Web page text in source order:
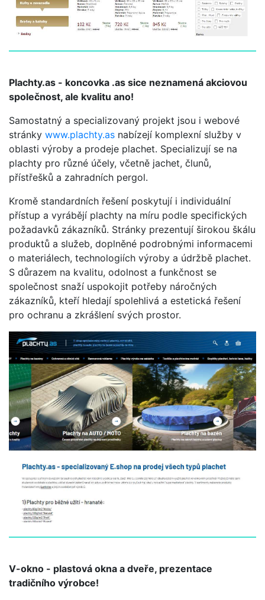
Plachty.as - koncovka .as sice neznamená akciovou
společnost, ale kvalitu ano!
Samostatný a specializovaný projekt jsou i webové
stránky www.plachty.as nabízejí komplexní služby v
oblasti výroby a prodeje plachet. Specializují se na
plachty pro různé účely, včetně jachet, člunů,
přístřešků a zahradních pergol.
Kromě standardních řešení poskytují i individuální
přístup a vyrábějí plachty na míru podle specifických
požadavků zákazníků. Stránky prezentují širokou škálu
produktů a služeb, doplněné podrobnými informacemi
o materiálech, technologiích výroby a údržbě plachet.
S důrazem na kvalitu, odolnost a funkčnost se
společnost snaží uspokojit potřeby náročných
zákazníků, kteří hledají spolehlivá a estetická řešení
pro ochranu a zkrášlení svých prostor.
V-okno - plastová okna a dveře, prezentace
tradičního výrobce!